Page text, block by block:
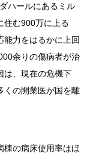
ハールにあるミル
住む900万に上る
能力をはるかに上回
余りの傷病者が治
は、現在の危機下
くの開業医が国を離
棟の病床使用率はほ